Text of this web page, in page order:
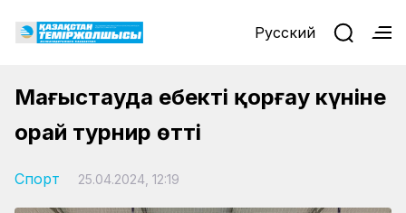
Русский
Маңғыстауда еңбекті қорғау күніне
орай турнир өтті
Спорт 25.04.2024, 12:19